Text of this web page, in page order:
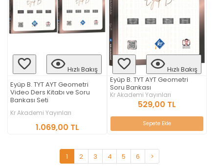
Hızlı Bakış
Eyüp B. TYT AYT Geometri
Video Ders Kitabı ve Soru
Bankası Seti
Kr Akademi Yayınları
1.069,00 TL
Hızlı Bakış
Eyüp B. TYT AYT Geometri
Soru Bankası
Kr Akademi Yayınları
529,00 TL
Sepete Ekle
1 2 3 4 5 6 >